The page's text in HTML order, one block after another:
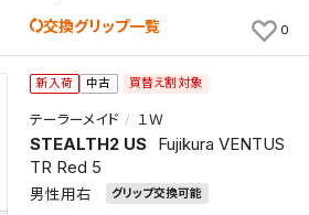
交換グリップ一覧 0
新入荷 中古 買替え割対象
テーラーメイド １Ｗ
STEALTH2 US
Fujikura VENTUS
TR Red 5
男性用右 グリップ交換可能